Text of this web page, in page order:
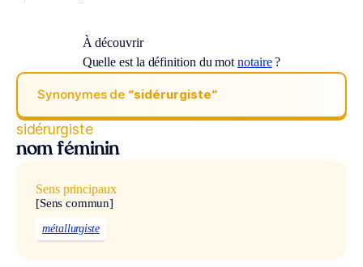
À découvrir
Quelle est la définition du motnotaire?
Synonymes de “sidérurgiste“
sidérurgiste
nom féminin
Sens principaux
[Sens commun]
métallurgiste